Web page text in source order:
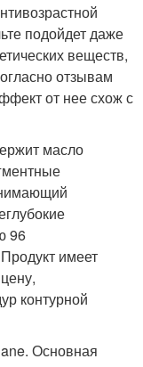
подойдет даже
веществ,
отзывам
от нее схож с
масло
96
имеет
контурной
Основная